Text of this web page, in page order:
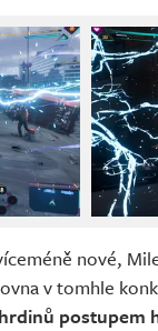
nové,
v tomhle
postupem